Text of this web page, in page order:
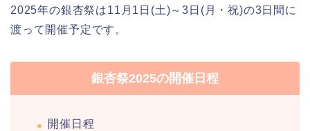
2025年の銀杏祭は11月1日(土)～3日(月・祝)の3日間に
渡って開催予定です。
銀杏祭2025の開催日程
開催日程